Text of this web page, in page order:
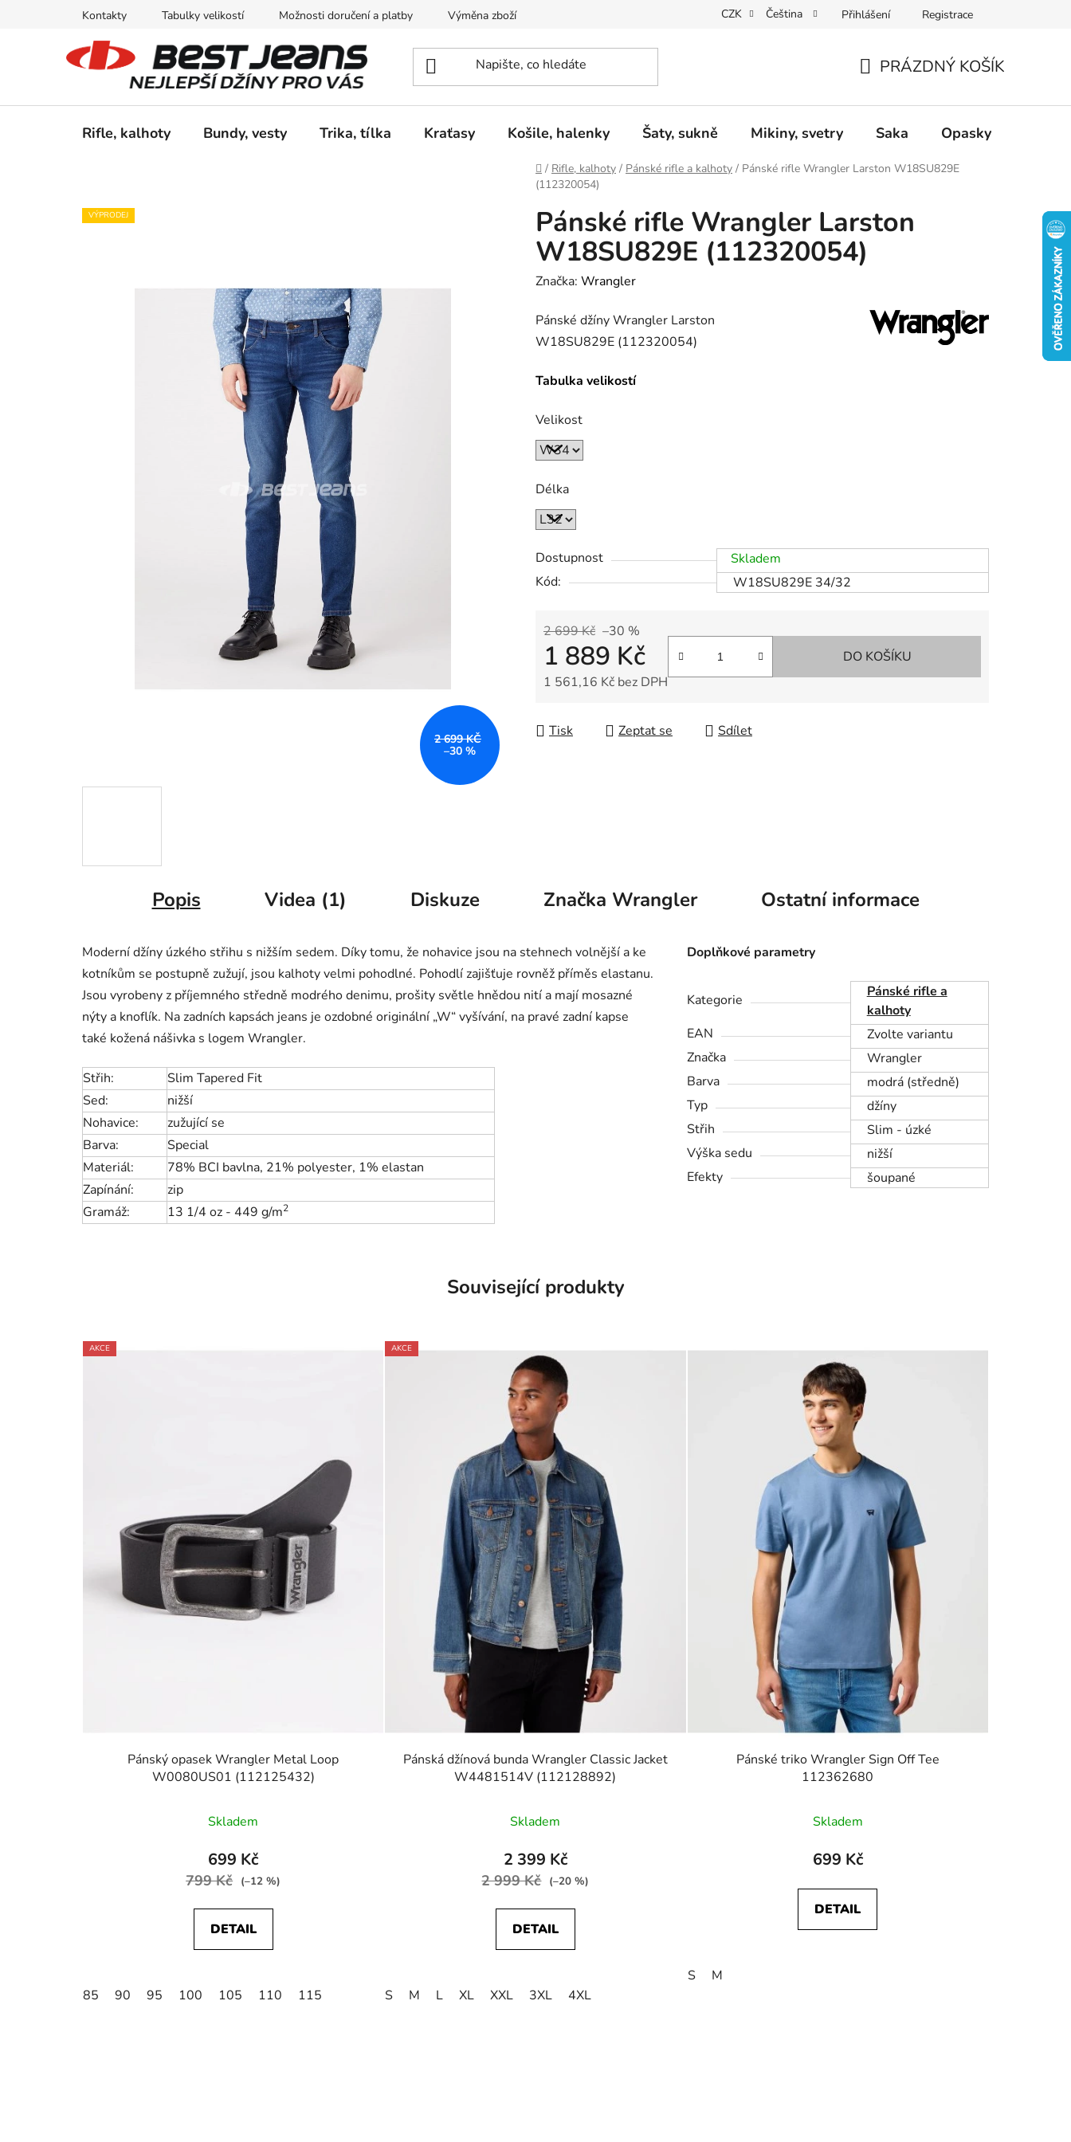
Kontakty Tabulky velikostí Možnosti doručení a platby Výměna zboží Dárkové poukazy Dostupnost Obchodní podmínky
CZK Čeština Přihlášení Registrace
KOŠÍK
PRÁZDNÝ KOŠÍK
Rifle, kalhoty Bundy, vesty Trika, tílka Kraťasy Košile, halenky Šaty, sukně Mikiny, svetry Saka Opasky
Domů
/ Rifle, kalhoty / Pánské rifle a kalhoty / Pánské rifle Wrangler Larston W18SU829E
(112320054)
Pánské rifle Wrangler Larston
W18SU829E (112320054)
Značka: Wrangler
Pánské džíny Wrangler Larston
W18SU829E (112320054)
Tabulka velikostí
Velikost
Délka
Dostupnost
Skladem
Kód:
W18SU829E 34/32
2 699 Kč –30 %
1 889 Kč
1 561,16 Kč bez DPH
DO KOŠÍKU
Tisk Zeptat se Sdílet
VÝPRODEJ
2 699 KČ
–30 %
Popis Videa (1) Diskuze Značka Wrangler Ostatní informace
Moderní džíny úzkého střihu s nižším sedem. Díky tomu, že nohavice jsou na stehnech volnější a ke
kotníkům se postupně zužují, jsou kalhoty velmi pohodlné. Pohodlí zajišťuje rovněž příměs elastanu.
Jsou vyrobeny z příjemného středně modrého denimu, prošity světle hnědou nití a mají mosazné
nýty a knoflík. Na zadních kapsách jeans je ozdobné originální „W“ vyšívání, na pravé zadní kapse
také kožená nášivka s logem Wrangler.
Střih:
Slim Tapered Fit
Sed:
nižší
Nohavice:
zužující se
Barva:
Special
Materiál:
78% BCI bavlna, 21% polyester, 1% elastan
Zapínání:
zip
Gramáž:
13 1/4 oz - 449 g/m2
Doplňkové parametry
Kategorie
Pánské rifle a
kalhoty
EAN
Zvolte variantu
Značka
Wrangler
Barva
modrá (středně)
Typ
džíny
Střih
Slim - úzké
Výška sedu
nižší
Efekty
šoupané
Související produkty
AKCE
Pánský opasek Wrangler Metal Loop
W0080US01 (112125432)
Skladem
699 Kč
799 Kč (–12 %)
DETAIL
85 90 95 100 105 110 115
AKCE
Pánská džínová bunda Wrangler Classic Jacket
W4481514V (112128892)
Skladem
2 399 Kč
2 999 Kč (–20 %)
DETAIL
S M L XL XXL 3XL 4XL
Pánské triko Wrangler Sign Off Tee
112362680
Skladem
699 Kč
DETAIL
S M